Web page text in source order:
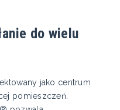
do wielu
jako centrum
pomieszczeń.